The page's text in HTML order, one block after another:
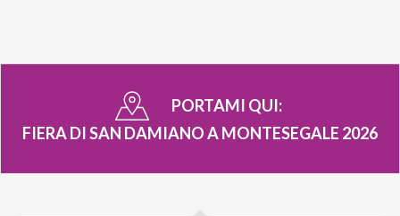
PORTAMI QUI:
FIERA DI SAN DAMIANO A MONTESEGALE 2026